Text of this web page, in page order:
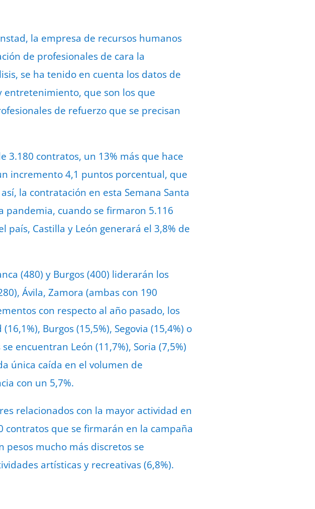
la empresa de recursos humanos
de profesionales de cara la
se ha tenido en cuenta los datos de
entretenimiento, que son los que
de refuerzo que se precisan
3.180 contratos, un 13% más que hace
incremento 4,1 puntos porcentual, que
la contratación en esta Semana Santa
pandemia, cuando se firmaron 5.116
Castilla y León generará el 3,8% de
(480) y Burgos (400) liderarán los
Ávila, Zamora (ambas con 190
con respecto al año pasado, los
Burgos (15,5%), Segovia (15,4%) o
encuentran León (11,7%), Soria (7,5%)
única caída en el volumen de
con un 5,7%.
relacionados con la mayor actividad en
contratos que se firmarán en la campaña
pesos mucho más discretos se
artísticas y recreativas (6,8%).